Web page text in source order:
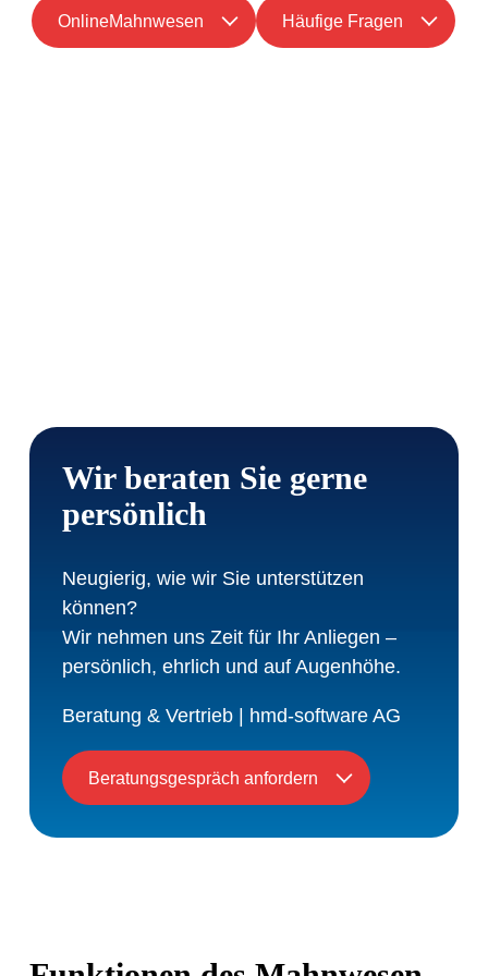
OnlineMahnwesen Häufige Fragen
Wir beraten Sie gerne
persönlich
Neugierig, wie wir Sie unterstützen
können?
Wir nehmen uns Zeit für Ihr Anliegen –
persönlich, ehrlich und auf Augenhöhe.
Beratung & Vertrieb | hmd-software AG
Beratungsgespräch anfordern